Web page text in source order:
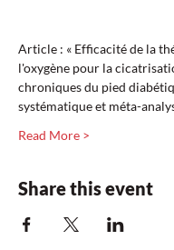
Article : « Efficacité de la
l'oxygène pour la
chroniques du pied
systématique et méta-
Read More >
Share this event